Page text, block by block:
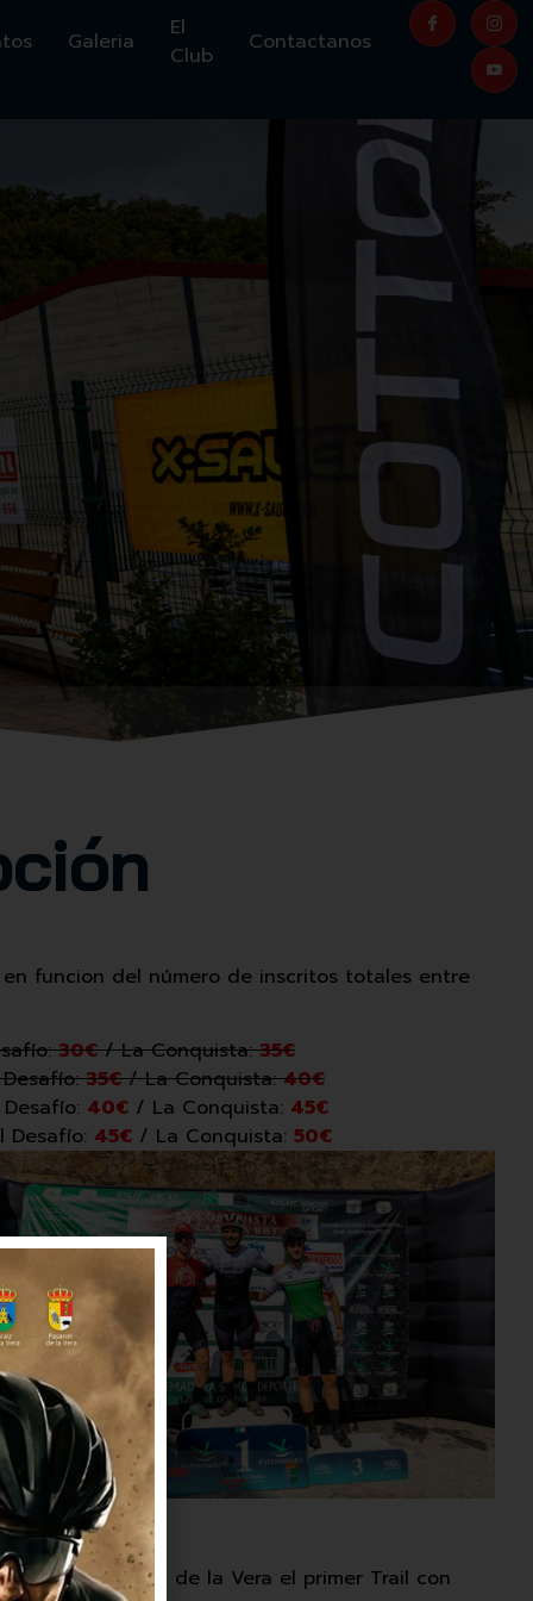
Galeria
El
Club
Contactanos
funcion del número de inscritos totales entre
30€/ La Conquista:35€
35€/ La Conquista:40€
40€ / La Conquista: 45€
45€ / La Conquista: 50€
a la Conquista de la Vera el primer Trail con